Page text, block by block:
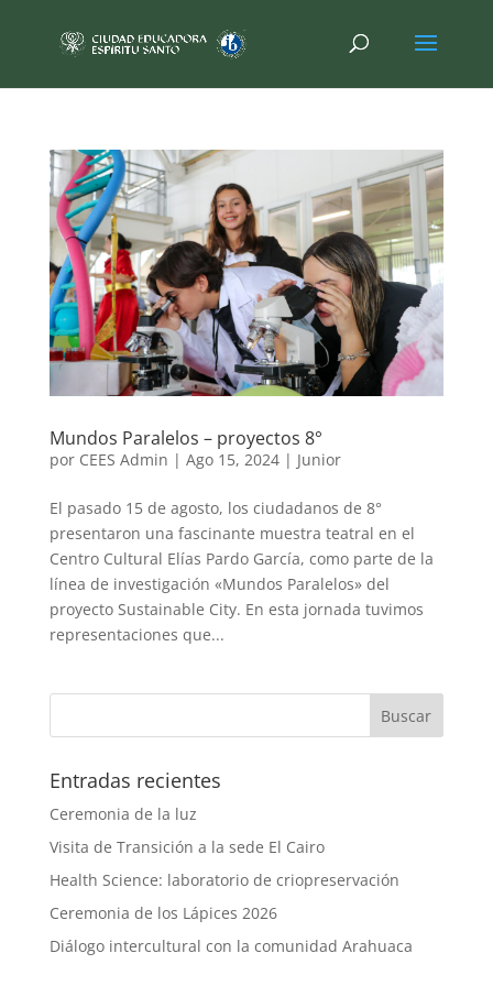
Mundos Paralelos – proyectos 8°
por CEES Admin | Ago 15, 2024| Junior
El pasado 15 de agosto, los ciudadanos de 8°
presentaron una fascinante muestra teatral en el
Centro Cultural Elías Pardo García, como parte de la
línea de investigación «Mundos Paralelos» del
proyecto Sustainable City. En esta jornada tuvimos
representaciones que...
Entradas recientes
Ceremonia de la luz
Visita de Transición a la sede El Cairo
Health Science: laboratorio de criopreservación
Ceremonia de los Lápices 2026
Diálogo intercultural con la comunidad Arahuaca